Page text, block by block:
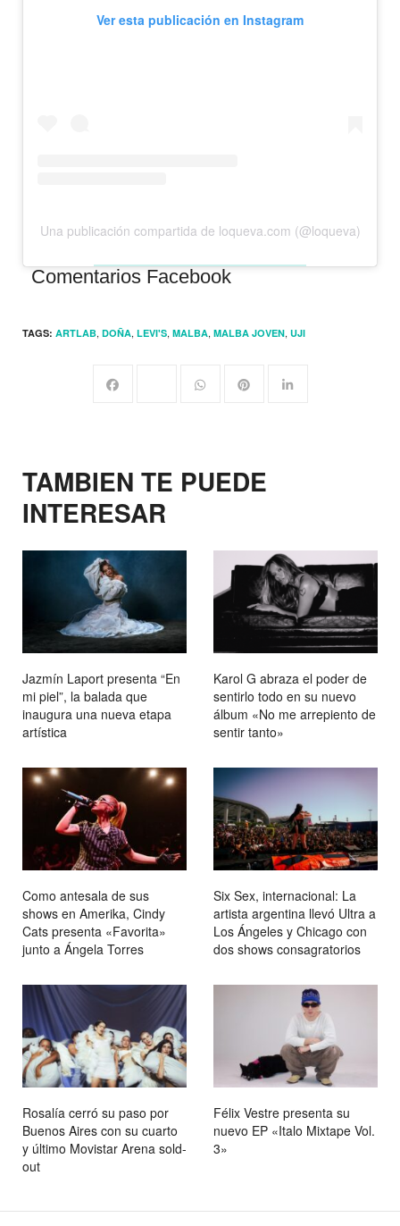
Ver esta publicación en Instagram
Una publicación compartida de loqueva.com (@loqueva)
Comentarios Facebook
TAGS: ARTLAB, DOÑA, LEVI'S, MALBA, MALBA JOVEN, UJI
TAMBIEN TE PUEDE
INTERESAR
Jazmín Laport presenta “En
mi piel”, la balada que
inaugura una nueva etapa
artística
Karol G abraza el poder de
sentirlo todo en su nuevo
álbum «No me arrepiento de
sentir tanto»
Como antesala de sus
shows en Amerika, Cindy
Cats presenta «Favorita»
junto a Ángela Torres
Six Sex, internacional: La
artista argentina llevó Ultra a
Los Ángeles y Chicago con
dos shows consagratorios
Rosalía cerró su paso por
Buenos Aires con su cuarto
y último Movistar Arena sold-
out
Félix Vestre presenta su
nuevo EP «Italo Mixtape Vol.
3»